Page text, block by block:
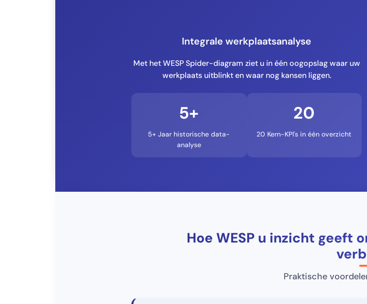
Integrale werkplaatsanalyse
Met het WESP Spider-diagram ziet u in één oogopslag waar uw
werkplaats uitblinkt en waar nog kansen liggen.
5+
5+ Jaar historische data-
analyse
20
20 Kern-KPI's in één overzicht
Hoe WESP u inzicht geeft
Praktische